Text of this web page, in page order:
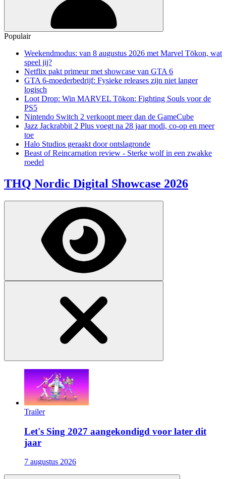
Populair
Weekendmodus: van 8 augustus 2026 met Marvel Tōkon, wat
speel jij?
Netflix pakt primeur met showcase van GTA 6
GTA 6-moederbedrijf: Fysieke releases zijn niet langer
logisch
Loot Drop: Win MARVEL Tōkon: Fighting Souls voor de
PS5
Nintendo Switch 2 verkoopt meer dan de GameCube
Jazz Jackrabbit 2 Plus voegt na 28 jaar modi, co-op en meer
toe
Halo Studios geraakt door ontslagronde
Beast of Reincarnation review - Sterke wolf in een zwakke
roedel
THQ Nordic Digital Showcase 2026
Trailer
Let's Sing 2027 aangekondigd voor later dit
jaar
7 augustus 2026